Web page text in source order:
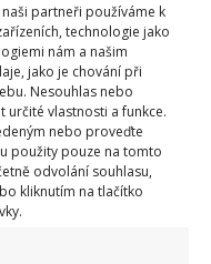
partneři používáme k
technologie jako
nám a našim
jako je chování při
Nesouhlas nebo
určité vlastnosti a funkce.
nebo proveďte
použity pouze na tomto
odvolání souhlasu,
kliknutím na tlačítko